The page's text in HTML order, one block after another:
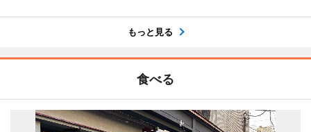
もっと見る
食べる